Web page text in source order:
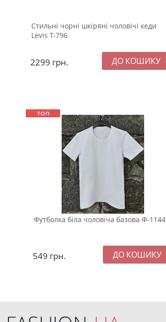
Стильні чорні шкіряні чоловічі кеди
Levis Т-796
2299 грн.
Футболка біла чоловіча базова Ф-1144
549 грн.